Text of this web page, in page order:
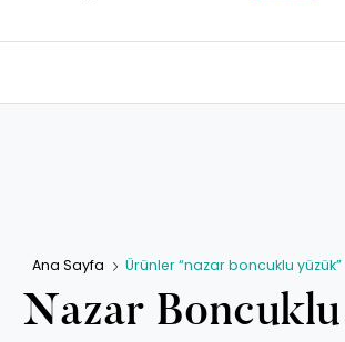
Ana Sayfa Ürünler “nazar boncuklu
Nazar